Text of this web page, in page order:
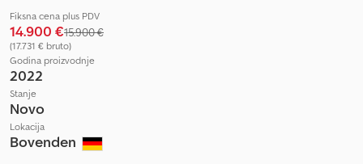
Fiksna cena plus PDV
14.900 €15.900 €
(17.731 € bruto)
Godina proizvodnje
2022
Stanje
Novo
Lokacija
Bovenden